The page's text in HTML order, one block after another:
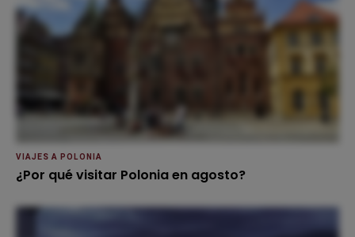
VIAJES A POLONIA
¿Por qué visitar Polonia en agosto?